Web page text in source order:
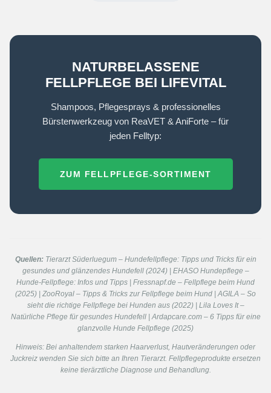
NATURBELASSENE
FELLPFLEGE BEI LIFEVITAL
Shampoos, Pflegesprays & professionelles
Bürstenwerkzeug von ReaVET & AniForte – für
jeden Felltyp:
ZUM FELLPFLEGE-SORTIMENT
Quellen:Tierarzt Süderluegum – Hundefellpflege: Tipps und Tricks für ein
gesundes und glänzendes Hundefell (2024) | EHASO Hundepflege –
Hunde-Fellpflege: Infos und Tipps | Fressnapf.de – Fellpflege beim Hund
(2025) | ZooRoyal – Tipps & Tricks zur Fellpflege beim Hund | AGILA – So
sieht die richtige Fellpflege bei Hunden aus (2022) | Lila Loves It –
Natürliche Pflege für gesundes Hundefell | Ardapcare.com – 6 Tipps für eine
glanzvolle Hunde Fellpflege (2025)
Hinweis: Bei anhaltendem starken Haarverlust, Hautveränderungen oder
Juckreiz wenden Sie sich bitte an Ihren Tierarzt. Fellpflegeprodukte ersetzen
keine tierärztliche Diagnose und Behandlung.